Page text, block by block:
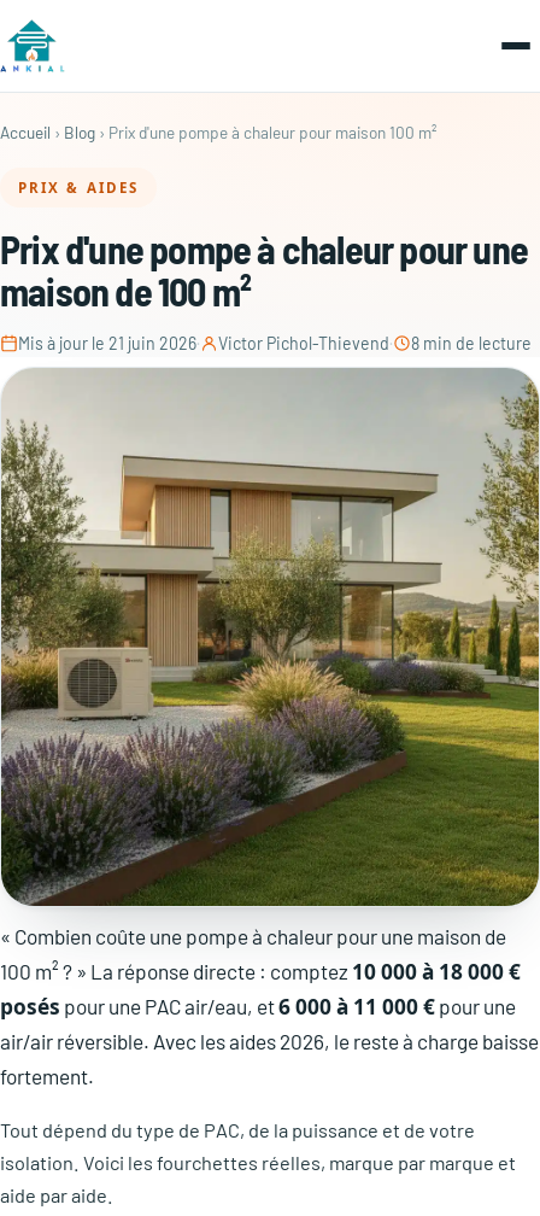
Accueil › Blog › Prix d'une pompe à chaleur pour maison 100 m²
PRIX & AIDES
Prix d'une pompe à chaleur pour une
maison de 100 m²
Mis à jour le 21 juin 2026· Victor Pichol-Thievend· 8 min de lecture
« Combien coûte une pompe à chaleur pour une maison de
100 m² ? » La réponse directe : comptez 10 000 à 18 000 €
posés pour une PAC air/eau, et6 000 à 11 000 € pour une
air/air réversible. Avec les aides 2026, le reste à charge baisse
fortement.
Tout dépend du type de PAC, de la puissance et de votre
isolation. Voici les fourchettes réelles, marque par marque et
aide par aide.